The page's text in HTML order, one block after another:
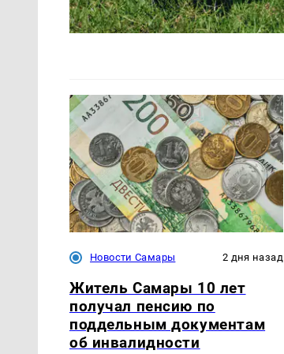
Новости Самары 2 дня назад
Житель Самары 10 лет
получал пенсию по
поддельным документам
об инвалидности